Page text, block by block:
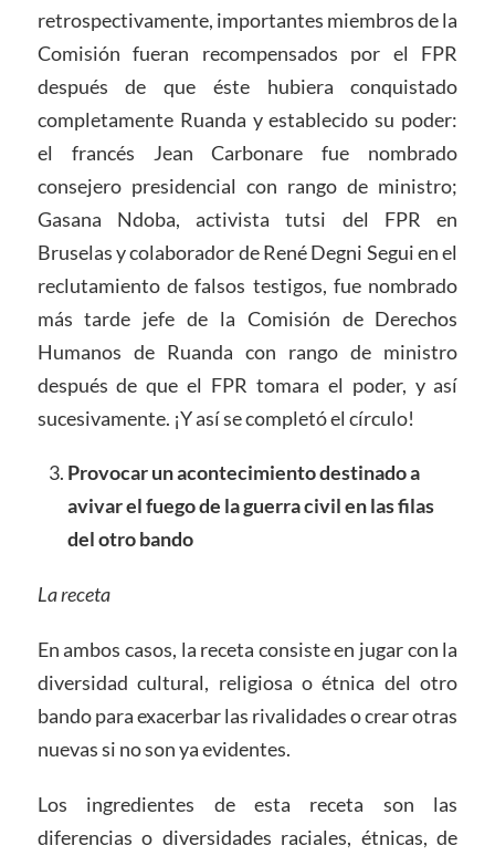
retrospectivamente, importantes miembros de la
Comisión fueran recompensados por el FPR
después de que éste hubiera conquistado
completamente Ruanda y establecido su poder:
el francés Jean Carbonare fue nombrado
consejero presidencial con rango de ministro;
Gasana Ndoba, activista tutsi del FPR en
Bruselas y colaborador de René Degni Segui en el
reclutamiento de falsos testigos, fue nombrado
más tarde jefe de la Comisión de Derechos
Humanos de Ruanda con rango de ministro
después de que el FPR tomara el poder, y así
sucesivamente. ¡Y así se completó el círculo!
Provocar un acontecimiento destinado a
avivar el fuego de la guerra civil en las filas
del otro bando
La receta
En ambos casos, la receta consiste en jugar con la
diversidad cultural, religiosa o étnica del otro
bando para exacerbar las rivalidades o crear otras
nuevas si no son ya evidentes.
Los ingredientes de esta receta son las
diferencias o diversidades raciales, étnicas, de